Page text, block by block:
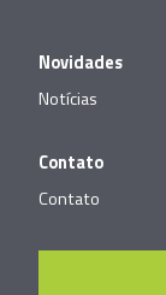
Novidades
Notícias
Contato
Contato